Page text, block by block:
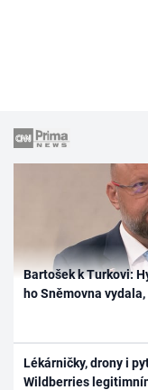
Bartošek k Turkovi:
ho Sněmovna
Lékárničky, drony i
Wildberries